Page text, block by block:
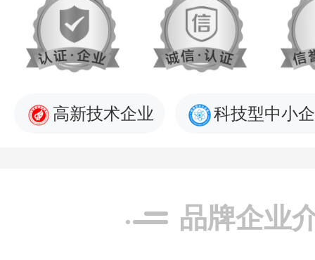
高新技术企业 科技型中小
品牌企业